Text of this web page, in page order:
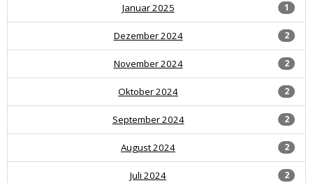
1
Januar 2025
2
Dezember 2024
2
November 2024
2
Oktober 2024
2
September 2024
2
August 2024
2
Juli 2024